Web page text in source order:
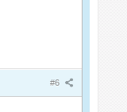
#6